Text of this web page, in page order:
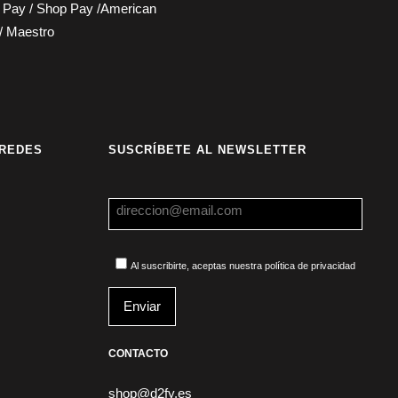
/ Shop Pay /American
Maestro
SUSCRÍBETE AL NEWSLETTER
Al suscribirte, aceptas nuestra política de privacidad
CONTACTO
shop@d2fy.es